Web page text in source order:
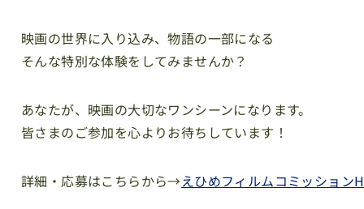
映画の世界に入り込み、物語の一部になる
そんな特別な体験をしてみませんか？
あなたが、映画の大切なワンシーンになります。
皆さまのご参加を心よりお待ちしています！
詳細・応募はこちらから→ えひめフィルムコミッション